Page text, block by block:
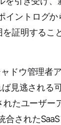
イントログ
証明するこ
ドウ管理者
見逃される
たユーザー
合された